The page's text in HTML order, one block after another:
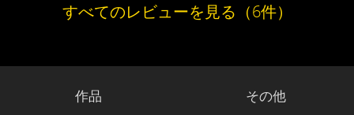
すべてのレビューを見る（6件）
作品 その他